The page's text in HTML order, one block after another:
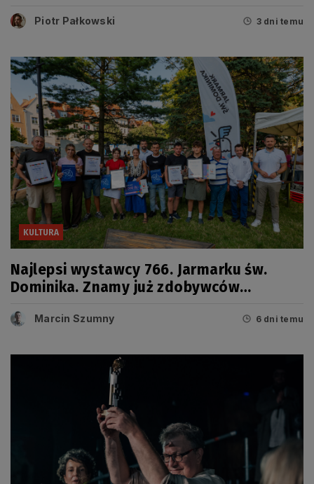
Piotr Pałkowski 3 dni temu
KULTURA
Najlepsi wystawcy 766. Jarmarku św.
Dominika. Znamy już zdobywców
Marcin Szumny 6 dni temu